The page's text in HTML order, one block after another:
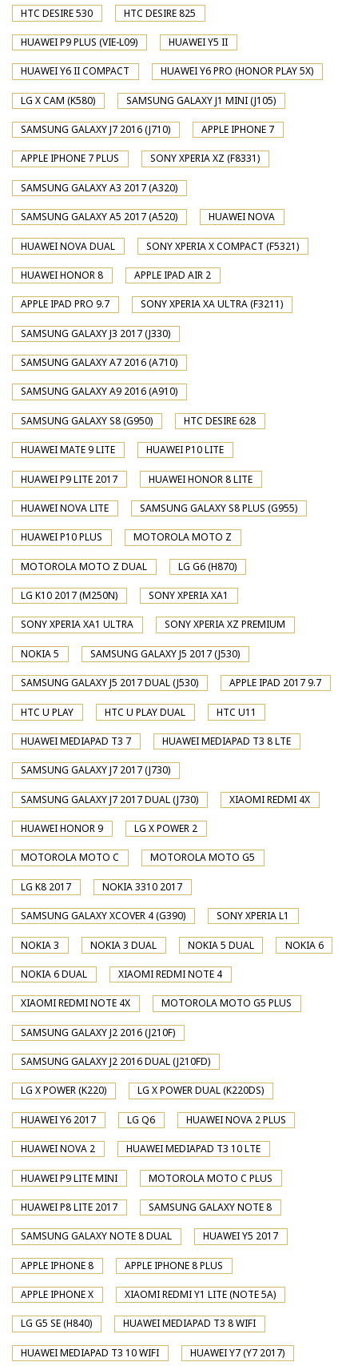
HTC DESIRE 530 HTC DESIRE 825
HUAWEI P9 PLUS (VIE-L09) HUAWEI Y5 II
HUAWEI Y6 II COMPACT HUAWEI Y6 PRO (HONOR PLAY 5X)
LG X CAM (K580) SAMSUNG GALAXY J1 MINI (J105)
SAMSUNG GALAXY J7 2016 (J710) APPLE IPHONE 7
APPLE IPHONE 7 PLUS SONY XPERIA XZ (F8331)
SAMSUNG GALAXY A3 2017 (A320)
SAMSUNG GALAXY A5 2017 (A520) HUAWEI NOVA
HUAWEI NOVA DUAL SONY XPERIA X COMPACT (F5321)
HUAWEI HONOR 8 APPLE IPAD AIR 2
APPLE IPAD PRO 9.7 SONY XPERIA XA ULTRA (F3211)
SAMSUNG GALAXY J3 2017 (J330)
SAMSUNG GALAXY A7 2016 (A710)
SAMSUNG GALAXY A9 2016 (A910)
SAMSUNG GALAXY S8 (G950) HTC DESIRE 628
HUAWEI MATE 9 LITE HUAWEI P10 LITE
HUAWEI P9 LITE 2017 HUAWEI HONOR 8 LITE
HUAWEI NOVA LITE SAMSUNG GALAXY S8 PLUS (G955)
HUAWEI P10 PLUS MOTOROLA MOTO Z
MOTOROLA MOTO Z DUAL LG G6 (H870)
LG K10 2017 (M250N) SONY XPERIA XA1
SONY XPERIA XA1 ULTRA SONY XPERIA XZ PREMIUM
NOKIA 5 SAMSUNG GALAXY J5 2017 (J530)
SAMSUNG GALAXY J5 2017 DUAL (J530) APPLE IPAD 2017 9.7
HTC U PLAY HTC U PLAY DUAL HTC U11
HUAWEI MEDIAPAD T3 7 HUAWEI MEDIAPAD T3 8 LTE
SAMSUNG GALAXY J7 2017 (J730)
SAMSUNG GALAXY J7 2017 DUAL (J730) XIAOMI REDMI 4X
HUAWEI HONOR 9 LG X POWER 2
MOTOROLA MOTO C MOTOROLA MOTO G5
LG K8 2017 NOKIA 3310 2017
SAMSUNG GALAXY XCOVER 4 (G390) SONY XPERIA L1
NOKIA 3 NOKIA 3 DUAL NOKIA 5 DUAL NOKIA 6
NOKIA 6 DUAL XIAOMI REDMI NOTE 4
XIAOMI REDMI NOTE 4X MOTOROLA MOTO G5 PLUS
SAMSUNG GALAXY J2 2016 (J210F)
SAMSUNG GALAXY J2 2016 DUAL (J210FD)
LG X POWER (K220) LG X POWER DUAL (K220DS)
HUAWEI Y6 2017 LG Q6 HUAWEI NOVA 2 PLUS
HUAWEI NOVA 2 HUAWEI MEDIAPAD T3 10 LTE
HUAWEI P9 LITE MINI MOTOROLA MOTO C PLUS
HUAWEI P8 LITE 2017 SAMSUNG GALAXY NOTE 8
SAMSUNG GALAXY NOTE 8 DUAL HUAWEI Y5 2017
APPLE IPHONE 8 APPLE IPHONE 8 PLUS
APPLE IPHONE X XIAOMI REDMI Y1 LITE (NOTE 5A)
LG G5 SE (H840) HUAWEI MEDIAPAD T3 8 WIFI
HUAWEI MEDIAPAD T3 10 WIFI HUAWEI Y7 (Y7 2017)